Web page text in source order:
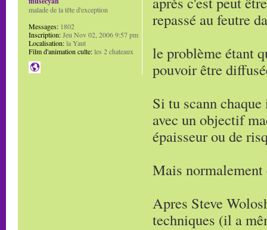
repassé au feutre
le problème étant
pouvoir être
Si tu scann
avec un objectif
épaisseur ou de
Mais
Apres Steve
techniques (il a
malade de la tête d'exception
Messages: 1802
Inscription:Jeu Nov 02, 2006 9:57 pm
Localisation:la Yaut
Film d'animation culte:les 2 chateaux